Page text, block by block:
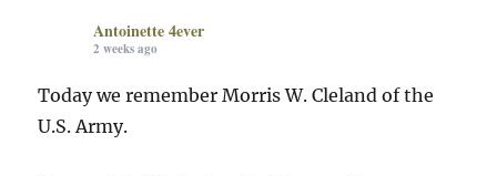
Antoinette 4ever
2 weeks ago
Today we remember Morris W. Cleland of the
U.S. Army.